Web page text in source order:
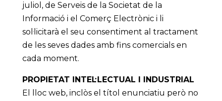
juliol, de Serveis de la Societat de la
Informació i el Comerç Electrònic i li
sol·licitarà el seu consentiment al tractament
de les seves dades amb fins comercials en
cada moment.
PROPIETAT INTEL·LECTUAL I INDUSTRIAL
El lloc web, inclòs el títol enunciatiu però no